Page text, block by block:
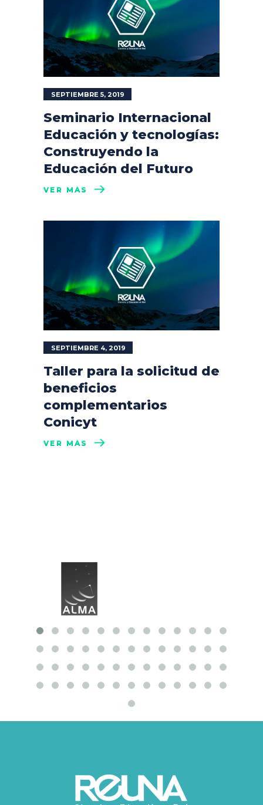
SEPTIEMBRE 5, 2019
Seminario Internacional
Educación y tecnologías:
Construyendo la
Educación del Futuro
VER MÁS
SEPTIEMBRE 4, 2019
Taller para la solicitud de
beneficios
complementarios
Conicyt
VER MÁS